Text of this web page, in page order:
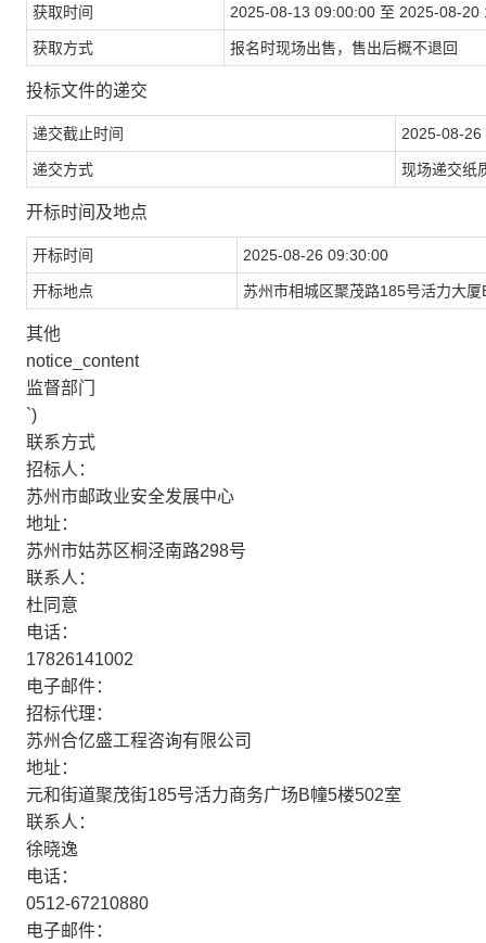
获取时间 2025-08-13 09:00:00 至 2025-08-20
获取方式 报名时现场出售，售出后概不退回
投标文件的递交
递交截止时间 2025-08-26
递交方式 现场递交纸
开标时间及地点
开标时间 2025-08-26 09:30:00
开标地点 苏州市相城区聚茂路185号活力大厦
其他
notice_content
监督部门
`)
联系方式
招标人：
苏州市邮政业安全发展中心
地址：
苏州市姑苏区桐泾南路298号
联系人：
杜同意
电话：
17826141002
电子邮件：
招标代理：
苏州合亿盛工程咨询有限公司
地址：
元和街道聚茂街185号活力商务广场B幢5楼502室
联系人：
徐晓逸
电话：
0512-67210880
电子邮件：